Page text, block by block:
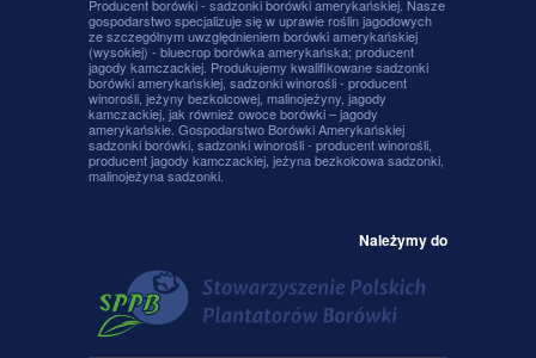
Producent borówki - sadzonki borówki amerykańskiej. Nasze
gospodarstwo specjalizuje się w uprawie roślin jagodowych
ze szczególnym uwzględnieniem borówki amerykańskiej
(wysokiej) - bluecrop borówka amerykańska; producent
jagody kamczackiej. Produkujemy kwalifikowane sadzonki
borówki amerykańskiej, sadzonki winorośli - producent
winorośli, jeżyny bezkolcowej, malinojeżyny, jagody
kamczackiej, jak również owoce borówki – jagody
amerykańskie. Gospodarstwo Borówki Amerykańskiej
sadzonki borówki, sadzonki winorośli - producent winorośli,
producent jagody kamczackiej, jeżyna bezkolcowa sadzonki,
malinojeżyna sadzonki.
Należymy do